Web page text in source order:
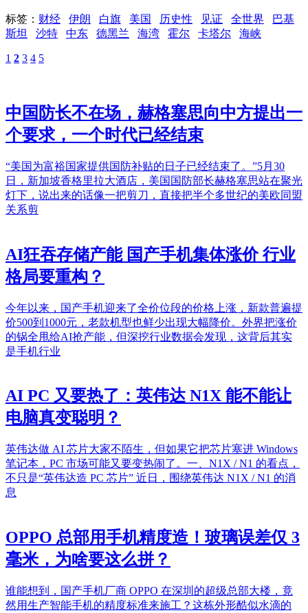
标签： 财经 伊朗 白旗 美国 历史性 见证 全世界
巴基
斯坦
沙特 中东 德黑兰 海湾 霍尔 卡塔尔 海峡
1 2 3 4 5
中国防长不在场，赫格塞思向中方提出一
个要求，一个时代已经结束
“美国为富裕国家提供国防补贴的日子已经结束了。”5月30
日，新加坡香格里拉大酒店，美国国防部长赫格塞思站在聚光
灯下，说出来的话像一把剪刀，直接把半个多世纪的美欧同盟
关系剪
AI狂吞存储产能 国产手机集体涨价 行业
格局要重构？
今年以来，国产手机迎来了全价位段的价格上涨，新款普遍提
价500到1000元，老款机型也鲜少出现大幅降价。外界把涨价
的锅全甩给AI抢产能，但深挖行业数据会发现，这背后其实
是手机行业
AI PC 又要热了：英伟达 N1X 能不能让
电脑真变聪明？
英伟达做 AI 芯片大家不陌生，但如果它把芯片塞进 Windows
笔记本，PC 市场可能又要变热闹了。一、N1X / N1 的看点，
不只是“英伟达造 PC 芯片” 近日，围绕英伟达 N1X / N1 的消
息
OPPO 总部用手机精度造！玻璃误差仅 3
毫米，为啥要这么拼？
谁能想到，国产手机厂商 OPPO 在深圳的超级总部大楼，竟
然用生产智能手机的精度标准来施工？这栋外形酷似水滴的